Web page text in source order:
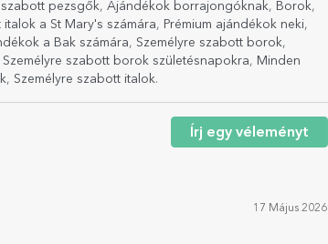
szabott pezsgők, Ajándékok borrajongóknak, Borok,
italok a St Mary's számára, Prémium ajándékok neki,
a Bak számára, Személyre szabott borok,
Személyre szabott borok születésnapokra, Minden
, Személyre szabott italok.
Írj egy véleményt
17 Május 2026